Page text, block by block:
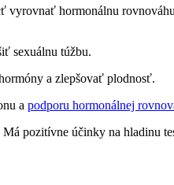
vyrovnať hormonálnu
sexuálnu túžbu.
a zlepšovať plodnosť.
a podporu hormonálnej
pozitívne účinky na hladinu